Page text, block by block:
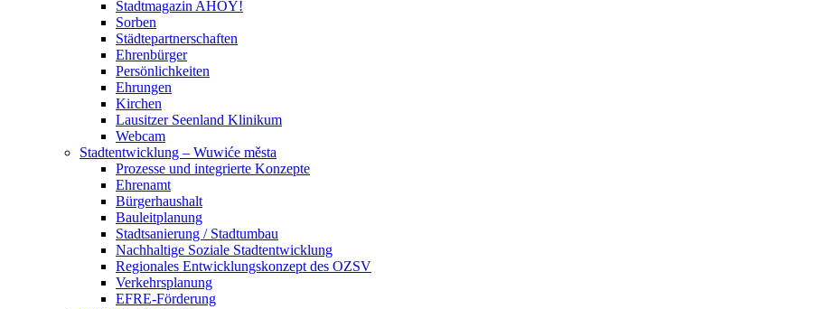
Stadtmagazin AHOY!
Sorben
Städtepartnerschaften
Ehrenbürger
Persönlichkeiten
Ehrungen
Kirchen
Lausitzer Seenland Klinikum
Webcam
Stadtentwicklung – Wuwiće města
Prozesse und integrierte Konzepte
Ehrenamt
Bürgerhaushalt
Bauleitplanung
Stadtsanierung / Stadtumbau
Nachhaltige Soziale Stadtentwicklung
Regionales Entwicklungskonzept des OZSV
Verkehrsplanung
EFRE-Förderung